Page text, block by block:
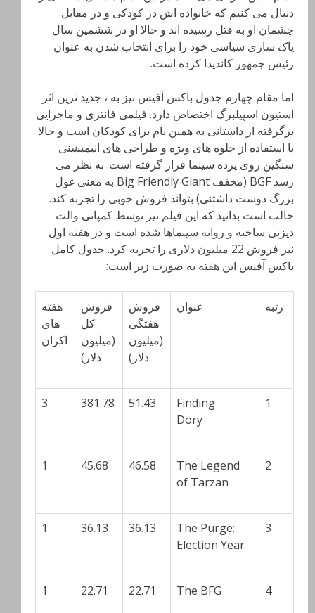
دنبال می کنیم که خانواده اش در کودکی و در مقابل
چشمان او به قتل رسیده اند و حالا او در ششمین سال
پاک سازی سیاسی خود را برای انتخاب شدن به عنوان
رئیس جمهور کاندیدا کرده است.
اما مقام چهارم جدول باکس آفیس نیز به ، جدید ترین اثر
استیون اسپیلبرگ اختصاص دارد. فیلمی فانتزی و ماجرایی
برگرفته از داستانی به همین نام برای کودکان است و حالا
با استفاده از جلوه های ویژه و طراحی های انیمیشنی
سنگین روی پرده سینما قرار گرفته است. به نظر می
رسد BGF (مخفف Big Friendly Giant به معنی غول
بزرگ دوست داشتنی) بتواند فروش خوبی را تجربه کند.
جالب است بدانید که این فیلم نیز توسط کمپانی والت
دیزنی ساخته و روانه سینماها شده است و در هفته اول
نیز فروش 22 میلیون دلاری را تجربه کرد. جدول کامل
باکس آفیس این هفته به صورت زیر است:
رتبه عنوان
فروش
هفتگی
(میلیون
دلار)
فروش
کل
(میلیون
دلار)
هفته
های
اکران
1
Finding
Dory
51.43
381.78
3
2
The Legend
of Tarzan
46.58
45.68
1
3
The Purge:
Election Year
36.13
36.13
1
4
The BFG
22.71
22.71
1